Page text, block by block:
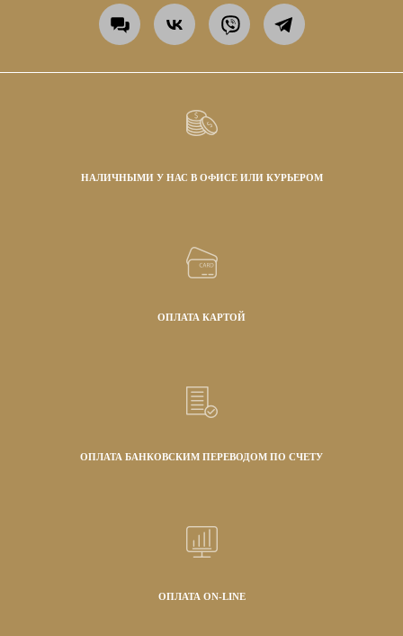
НАЛИЧНЫМИ У НАС В ОФИСЕ ИЛИ КУРЬЕРОМ
ОПЛАТА КАРТОЙ
ОПЛАТА БАНКОВСКИМ ПЕРЕВОДОМ ПО СЧЕТУ
ОПЛАТА ON-LINE